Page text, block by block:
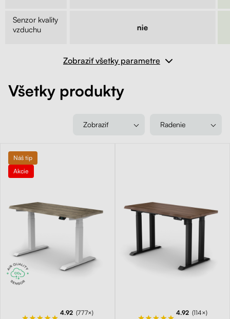
Senzor kvality
vzduchu
nie
Zobraziť všetky parametre
Všetky produkty
Radenie
Zobraziť
Náš tip
Akcie
4.92 (777×) 4.92 (114×)